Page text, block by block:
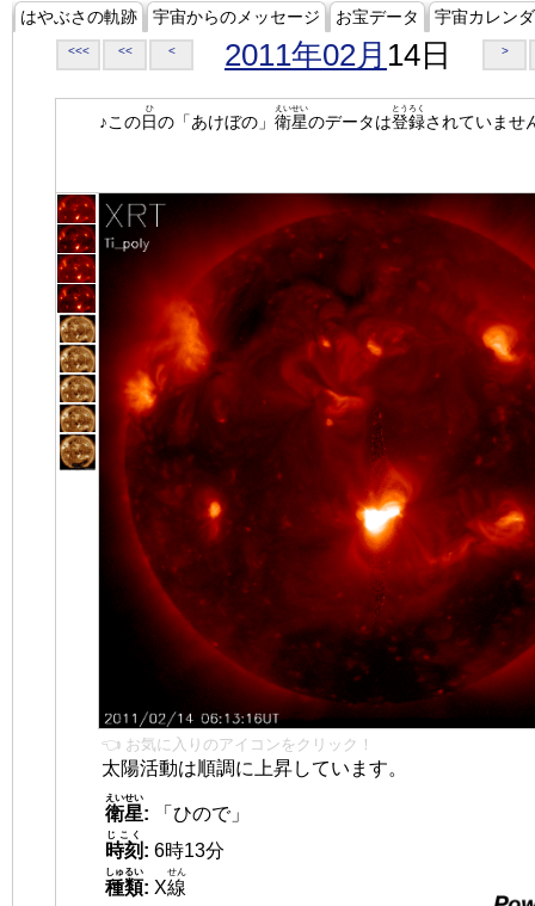
はやぶさの軌跡 宇宙からのメッセージ お宝データ 宇宙カレン
<<< << < 2011年02月 14日 >
♪この日
ひ
の「あけぼの」 衛星
えいせい
のデータは登録
とうろく
されていませ
👈 お気に入りのアイコンをクリック！
太陽活動は順調に上昇しています。
衛星
えいせい
:
「ひので」
時刻
じこく
: 6時13分
種類
しゅるい
: X線
せん